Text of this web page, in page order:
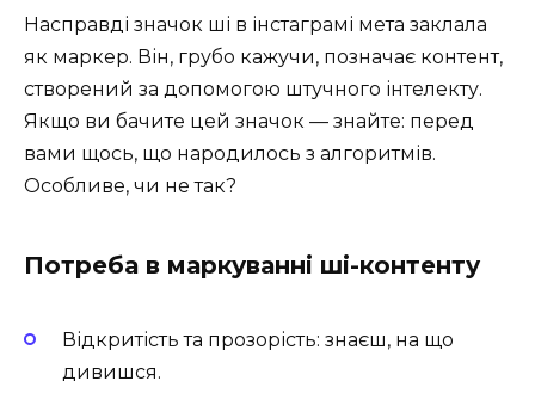
Насправді значок ші в інстаграмі мета заклала
як маркер. Він, грубо кажучи, позначає контент,
створений за допомогою штучного інтелекту.
Якщо ви бачите цей значок — знайте: перед
вами щось, що народилось з алгоритмів.
Особливе, чи не так?
Потреба в маркуванні ші-контенту
Відкритість та прозорість: знаєш, на що
дивишся.